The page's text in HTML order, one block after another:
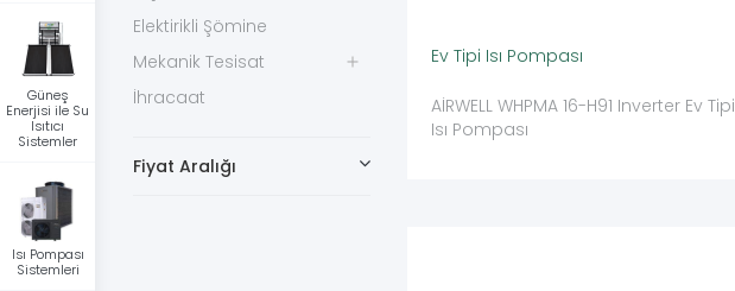
Güneş
Enerjisi ile Su
Isıtıcı
Sistemler
Isı Pompası
Sistemleri
Elektirikli Şömine
Mekanik Tesisat
İhracaat
Fiyat Aralığı
Ev Tipi Isı Pompası
AİRWELL WHPMA 16-H91 Inverter Ev Tipi
Isı Pompası